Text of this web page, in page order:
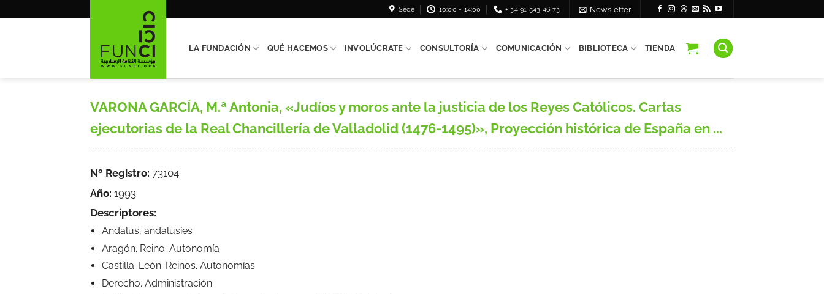
Sede 10:00 - 14:00 + 34 91 543 46 73 Newsletter
LA FUNDACIÓN QUÉ HACEMOS INVOLÚCRATE CONSULTORÍA COMUNICACIÓN BIBLIOTECA TIENDA
VARONA GARCÍA, M.ª Antonia, «Judíos y moros ante la justicia de los Reyes Católicos. Cartas
ejecutorias de la Real Chancillería de Valladolid (1476-1495)», Proyección histórica de España en ...
Nº Registro: 73104
Año: 1993
Descriptores:
Andalus, andalusíes
Aragón. Reino. Autonomía
Castilla. León. Reinos. Autonomías
Derecho. Administración